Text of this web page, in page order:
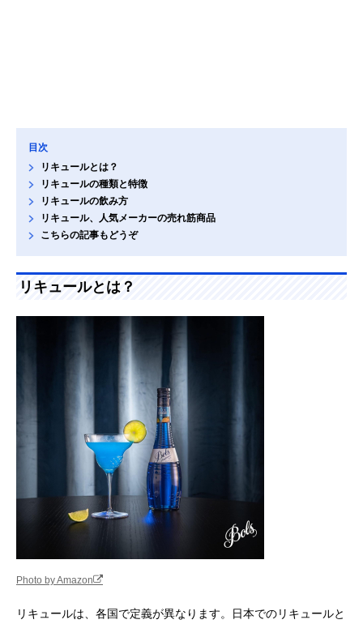
目次
リキュールとは？
リキュールの種類と特徴
リキュールの飲み方
リキュール、人気メーカーの売れ筋商品
こちらの記事もどうぞ
リキュールとは？
Photo by Amazon
リキュールは、各国で定義が異なります。日本でのリキュールと